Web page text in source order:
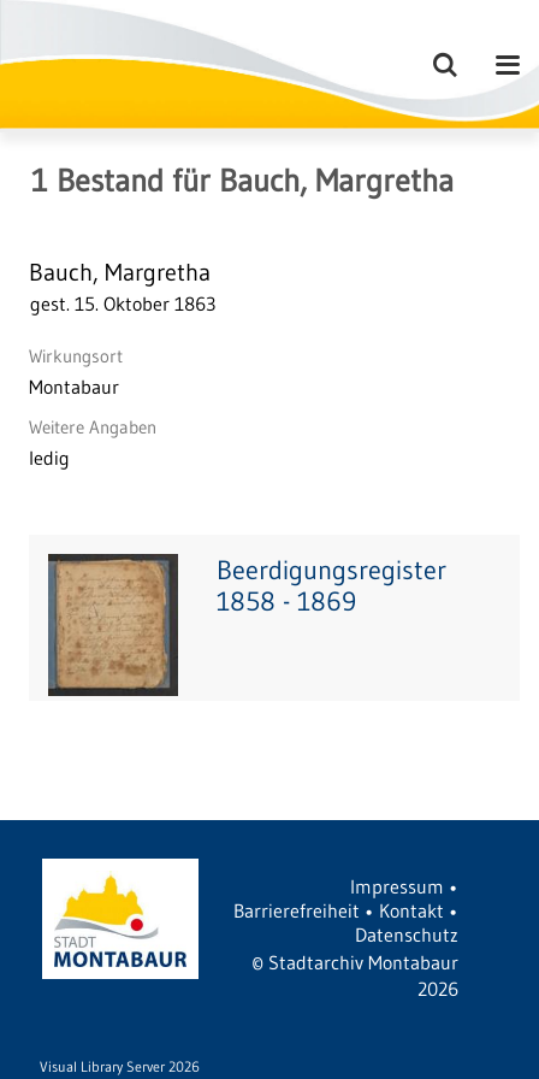
1 Bestand für Bauch, Margretha
Bauch, Margretha
gest. 15. Oktober 1863
Wirkungsort
Montabaur
Weitere Angaben
ledig
Beerdigungsregister
1858 - 1869
Impressum •
Barrierefreiheit • Kontakt •
Datenschutz
© Stadtarchiv Montabaur
2026
Visual Library Server 2026